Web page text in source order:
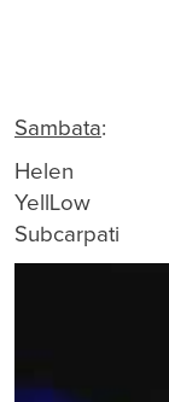
Sambata:
Helen
YellLow
Subcarpati